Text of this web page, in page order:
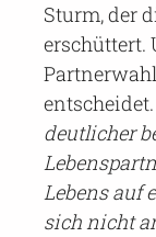
Sturm, der
erschüttert.
entscheidet.
deutlicher
Lebens auf
sich nicht